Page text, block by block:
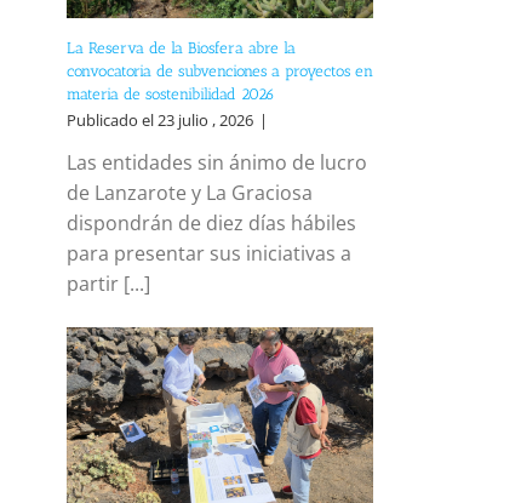
La Reserva de la Biosfera abre la
convocatoria de subvenciones a proyectos en
materia de sostenibilidad 2026
Publicado el 23 julio , 2026 |
Las entidades sin ánimo de lucro
de Lanzarote y La Graciosa
dispondrán de diez días hábiles
para presentar sus iniciativas a
partir [...]